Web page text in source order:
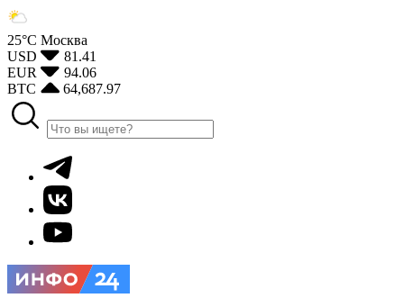
25°С Москва
USD
81.41
EUR
94.06
BTC
64,687.97